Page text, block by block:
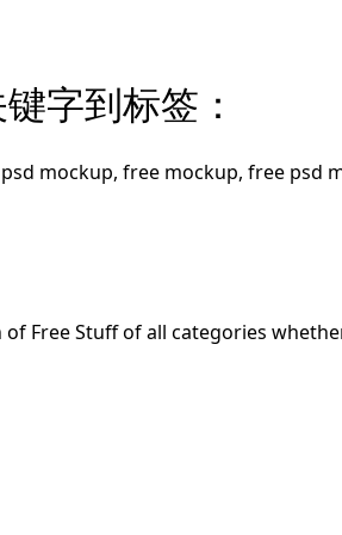
字到标签：
mockup, free mockup, free psd
of Free Stuff of all categories